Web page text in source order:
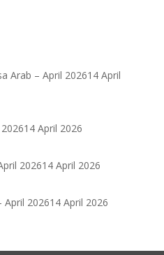
Arab – April 202614 April
14 April 2026
202614 April 2026
April 202614 April 2026